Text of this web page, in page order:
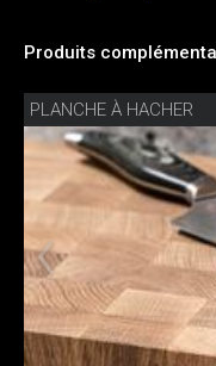
Produits
PLANCHE À HACHER